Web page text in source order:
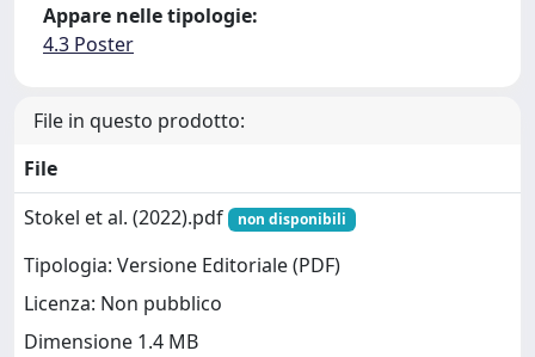
Appare nelle tipologie:
4.3 Poster
File in questo prodotto:
File
Stokel et al. (2022).pdf
non disponibili
Tipologia: Versione Editoriale (PDF)
Licenza: Non pubblico
Dimensione 1.4 MB